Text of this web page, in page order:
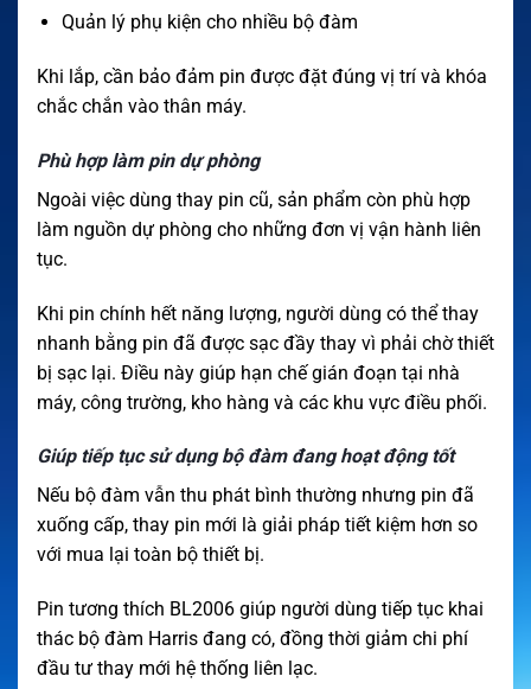
Quản lý phụ kiện cho nhiều bộ đàm
Khi lắp, cần bảo đảm pin được đặt đúng vị trí và khóa
chắc chắn vào thân máy.
Phù hợp làm pin dự phòng
Ngoài việc dùng thay pin cũ, sản phẩm còn phù hợp
làm nguồn dự phòng cho những đơn vị vận hành liên
tục.
Khi pin chính hết năng lượng, người dùng có thể thay
nhanh bằng pin đã được sạc đầy thay vì phải chờ thiết
bị sạc lại. Điều này giúp hạn chế gián đoạn tại nhà
máy, công trường, kho hàng và các khu vực điều phối.
Giúp tiếp tục sử dụng bộ đàm đang hoạt động tốt
Nếu bộ đàm vẫn thu phát bình thường nhưng pin đã
xuống cấp, thay pin mới là giải pháp tiết kiệm hơn so
với mua lại toàn bộ thiết bị.
Pin tương thích BL2006 giúp người dùng tiếp tục khai
thác bộ đàm Harris đang có, đồng thời giảm chi phí
đầu tư thay mới hệ thống liên lạc.